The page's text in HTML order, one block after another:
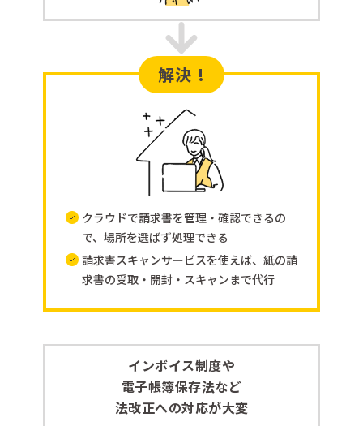
解決 !
クラウドで請求書を管理・確認できるの
で、場所を選ばず処理できる
請求書スキャンサービスを使えば、紙の請
求書の受取・開封・スキャンまで代行
インボイス制度や
電子帳簿保存法など
法改正への対応が大変